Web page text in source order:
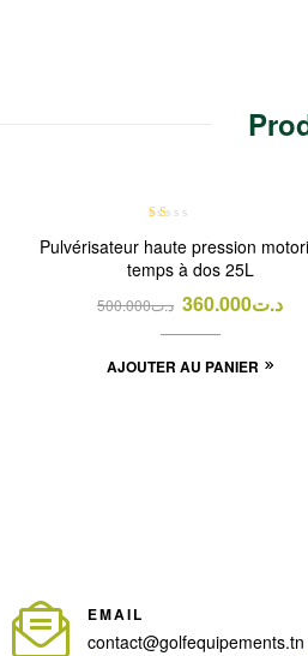
ot
e
00
su
Pulvérisateur haute pression
temps à dos 25L
د.ت500.000 د.ت360.000
AJOUTER AU PANIER
EMAIL
contact@golfequipements.tn